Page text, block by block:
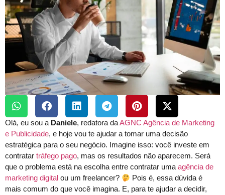
Olá, eu sou a Daniele, redatora daAGNC Agência de Marketing
e Publicidade, e hoje vou te ajudar a tomar uma decisão
estratégica para o seu negócio. Imagine isso: você investe em
contratar tráfego pago, mas os resultados não aparecem. Será
que o problema está na escolha entre contratar uma agência de
marketing digital ou um freelancer?
Pois é, essa dúvida é
mais comum do que você imagina. E, para te ajudar a decidir,